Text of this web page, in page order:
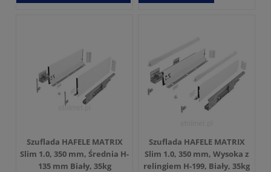
Szuflada HAFELE MATRIX
Slim 1.0, 350 mm, Średnia H-
135 mm Biały, 35kg
Szuflada HAFELE MATRIX
Slim 1.0, 350 mm, Wysoka z
relingiem H-199, Biały, 35kg